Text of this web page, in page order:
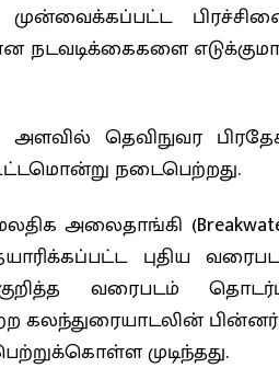
தெவிநுவர
நடைபெற்றது.
அலைதாங்கி
புதிய
குறித்த வரைபடம்
கலந்துரையாடலின்
முடிந்தது.